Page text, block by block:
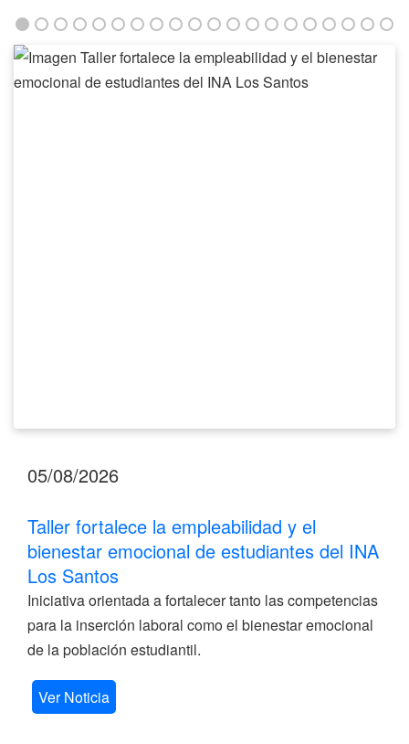
Taller
fortalece
05/08/2026
Taller fortalece la empleabilidad y el
bienestar emocional de estudiantes del INA
Los Santos
Iniciativa orientada a fortalecer tanto las competencias
para la inserción laboral como el bienestar emocional
de la población estudiantil.
Ver Noticia